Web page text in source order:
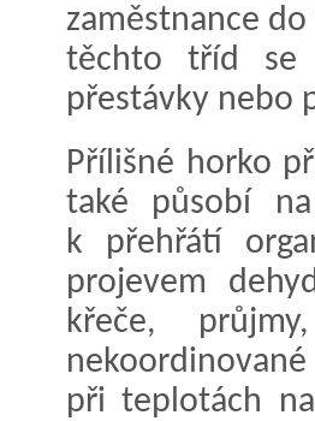
zaměstnance
těchto tříd se
přestávky nebo
Přílišné horko
také působí
k přehřátí
projevem
křeče,
při teplotách